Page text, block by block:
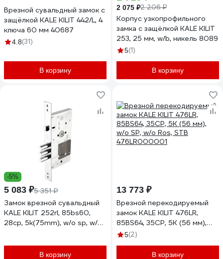
Врезной сувальдный замок с
защёлкой KALE KILIT 442/L, 4
ключа 60 мм 40687
4.8(31)
В корзину
2 075 ₽2 206 ₽
Корпус узкопрофильного
замка с защёлкой KALE KILIT
253, 25 мм, w/b, никель 8089
5(1)
В корзину
-5%
5 083 ₽5 351 ₽
Замок врезной сувальдный
KALE KILIT 252rl, 85bs60,
28cp, 5k(75mm), w/o sp, w/o
В корзину
13 773 ₽
Врезной перекодируемый
замок KALE KILIT 476LR,
85BS64, 35CP, 5K (56 мм),
w/o SP, w/o Ros, STB
5(2)
В корзину